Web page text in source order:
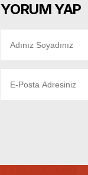
YORUM YAP